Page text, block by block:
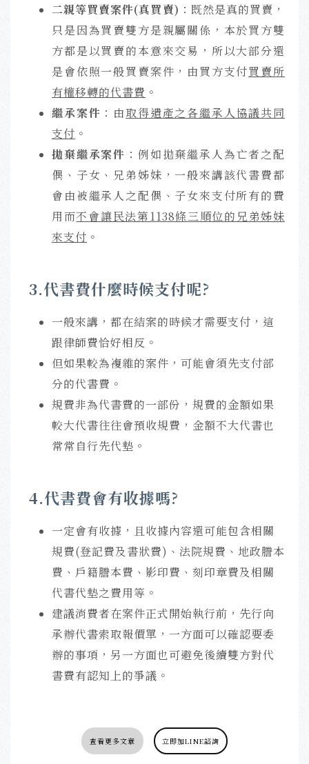
二親等買賣案件(真買賣) ：既然是真的買賣，
只是因為買賣雙方是親屬關係，本於買方雙
方都是以買賣的本意來交易，所以大部分還
是會依照一般買賣案件，由買方支付買賣所
有權移轉的代書費 。
繼承案件 ：由取得遺產之各繼承人協議共同
支付 。
拋棄繼承案件 ：例如拋棄繼承人為亡者之配
偶、子女、兄弟姊妹，一般來講該代書費都
會由被繼承人之配偶、子女來支付所有的費
用而不會讓民法第1138條三順位的兄弟姊妹
來支付 。
3.代書費什麼時候支付呢?
一般來講，都在結案的時候才需要支付，這
跟律師費恰好相反。
但如果較為複雜的案件，可能會須先支付部
分的代書費。
規費非為代書費的一部份，規費的金額如果
較大代書往往會預收規費，金額不大代書也
常常自行先代墊。
4.代書費會有收據嗎?
一定會有收據，且收據內容還可能包含相關
規費(登記費及書狀費)、法院規費、地政謄本
費、戶籍謄本費、影印費、刻印章費及相關
代書代墊之費用等。
建議消費者在案件正式開始執行前，先行向
承辦代書索取報價單，一方面可以確認要委
辦的事項，另一方面也可避免後續雙方對代
書費有認知上的爭議。
查看更多文章 立即加LINE諮詢